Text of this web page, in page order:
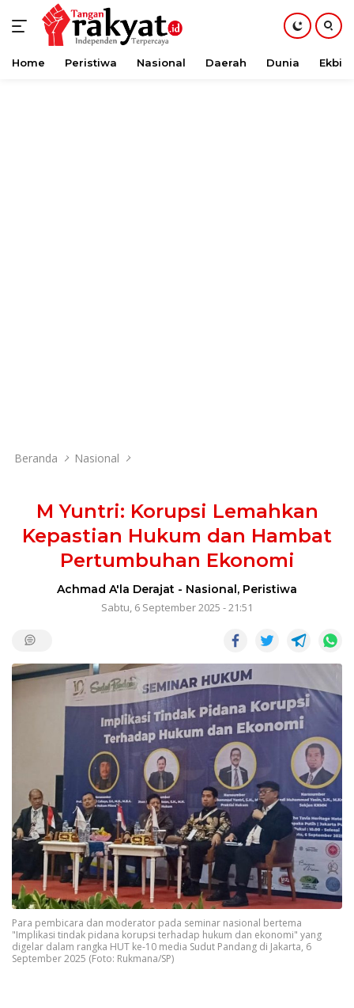
Langsung
Home Peristiwa Nasional Daerah Dunia Ekbis
Beranda Nasional
M Yuntri: Korupsi Lemahkan
Kepastian Hukum dan Hambat
Pertumbuhan Ekonomi
Achmad A'la Derajat - Nasional, Peristiwa
Sabtu, 6 September 2025 - 21:51
Para pembicara dan moderator pada seminar nasional bertema
"Implikasi tindak pidana korupsi terhadap hukum dan ekonomi" yang
digelar dalam rangka HUT ke-10 media Sudut Pandang di Jakarta, 6
September 2025 (Foto: Rukmana/SP)